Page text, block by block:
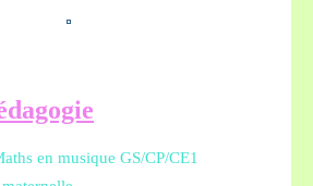
en musique GS/CP/CE1